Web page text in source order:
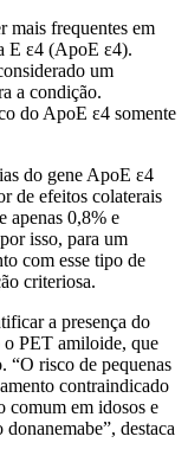
mais frequentes em
E ε4 (ApoE ε4).
um
a condição.
do ApoE ε4 somente
do gene ApoE ε4
de efeitos colaterais
apenas 0,8% e
isso, para um
com esse tipo de
criteriosa.
a presença do
o PET amiloide, que
“O risco de pequenas
contraindicado
comum em idosos e
destaca